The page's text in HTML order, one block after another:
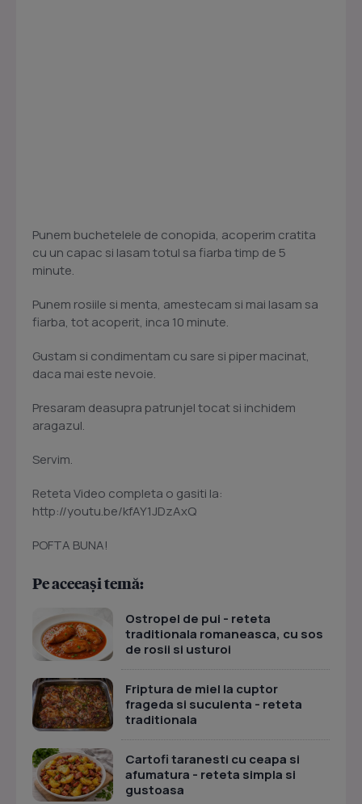
Punem buchetelele de conopida, acoperim cratita
cu un capac si lasam totul sa fiarba timp de 5
minute.
Punem rosiile si menta, amestecam si mai lasam sa
fiarba, tot acoperit, inca 10 minute.
Gustam si condimentam cu sare si piper macinat,
daca mai este nevoie.
Presaram deasupra patrunjel tocat si inchidem
aragazul.
Servim.
Reteta Video completa o gasiti la:
http://youtu.be/kfAY1JDzAxQ
POFTA BUNA!
Pe aceeași temă:
Ostropel de pui - reteta
traditionala romaneasca, cu sos
de rosii si usturoi
Friptura de miel la cuptor
frageda si suculenta - reteta
traditionala
Cartofi taranesti cu ceapa si
afumatura - reteta simpla si
gustoasa